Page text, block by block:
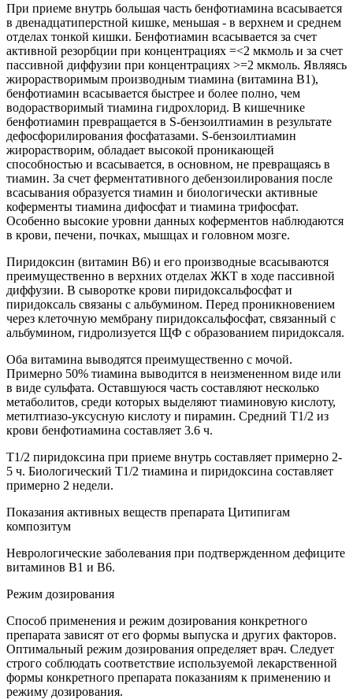
При приеме внутрь большая часть бенфотиамина всасывается
в двенадцатиперстной кишке, меньшая - в верхнем и среднем
отделах тонкой кишки. Бенфотиамин всасывается за счет
активной резорбции при концентрациях =<2 мкмоль и за счет
пассивной диффузии при концентрациях >=2 мкмоль. Являясь
жирорастворимым производным тиамина (витамина В1),
бенфотиамин всасывается быстрее и более полно, чем
водорастворимый тиамина гидрохлорид. В кишечнике
бенфотиамин превращается в S-бензоилтиамин в результате
дефосфорилирования фосфатазами. S-бензоилтиамин
жирорастворим, обладает высокой проникающей
способностью и всасывается, в основном, не превращаясь в
тиамин. За счет ферментативного дебензоилирования после
всасывания образуется тиамин и биологически активные
коферменты тиамина дифосфат и тиамина трифосфат.
Особенно высокие уровни данных коферментов наблюдаются
в крови, печени, почках, мышцах и головном мозге.
Пиридоксин (витамин В6) и его производные всасываются
преимущественно в верхних отделах ЖКТ в ходе пассивной
диффузии. В сыворотке крови пиридоксальфосфат и
пиридоксаль связаны с альбумином. Перед проникновением
через клеточную мембрану пиридоксальфосфат, связанный с
альбумином, гидролизуется ЩФ с образованием пиридоксаля.
Оба витамина выводятся преимущественно с мочой.
Примерно 50% тиамина выводится в неизмененном виде или
в виде сульфата. Оставшуюся часть составляют несколько
метаболитов, среди которых выделяют тиаминовую кислоту,
метилтиазо-уксусную кислоту и пирамин. Средний T1/2 из
крови бенфотиамина составляет 3.6 ч.
T1/2 пиридоксина при приеме внутрь составляет примерно 2-
5 ч. Биологический T1/2 тиамина и пиридоксина составляет
примерно 2 недели.
Показания активных веществ препарата Цитипигам
композитум
Неврологические заболевания при подтвержденном дефиците
витаминов В1 и В6.
Режим дозирования
Способ применения и режим дозирования конкретного
препарата зависят от его формы выпуска и других факторов.
Оптимальный режим дозирования определяет врач. Следует
строго соблюдать соответствие используемой лекарственной
формы конкретного препарата показаниям к применению и
режиму дозирования.